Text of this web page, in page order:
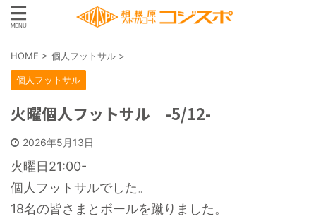
HOME > 個人フットサル >
個人フットサル
火曜個人フットサル -5/12-
2026年5月13日
火曜日21:00-
個人フットサルでした。
18名の皆さまとボールを蹴りました。